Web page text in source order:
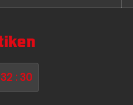
32 : 30